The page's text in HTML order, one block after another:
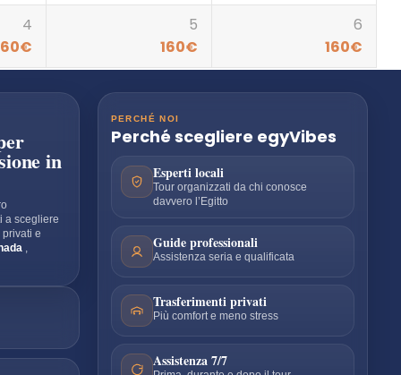
4
€
5
160€
6
160€
in
a scegliere
privati e
PERCHÉ NOI
Perché scegliere egyVibes
Esperti locali
Tour organizzati da chi conosce
davvero l’Egitto
Guide professionali
Assistenza seria e qualificata
Trasferimenti privati
Più comfort e meno stress
Assistenza 7/7